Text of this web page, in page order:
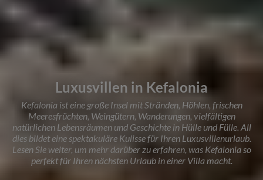
Luxusvillen in Kefalonia
Kefalonia ist eine große Insel mit Stränden, Höhlen, frischen
Meeresfrüchten, Weingütern, Wanderungen, vielfältigen
natürlichen Lebensräumen und Geschichte in Hülle und Fülle. All
dies bildet eine spektakuläre Kulisse für Ihren Luxusvillenurlaub.
Lesen Sie weiter, um mehr darüber zu erfahren, was Kefalonia so
perfekt für Ihren nächsten Urlaub in einer Villa macht.